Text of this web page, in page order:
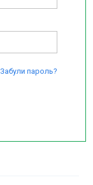
Забули пароль?